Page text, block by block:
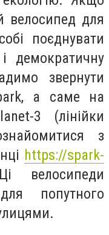
велосипед для
поєднувати
демократичну
звернути
а саме на
3 (лінійки
з
https://spark-
велосипеди
попутного